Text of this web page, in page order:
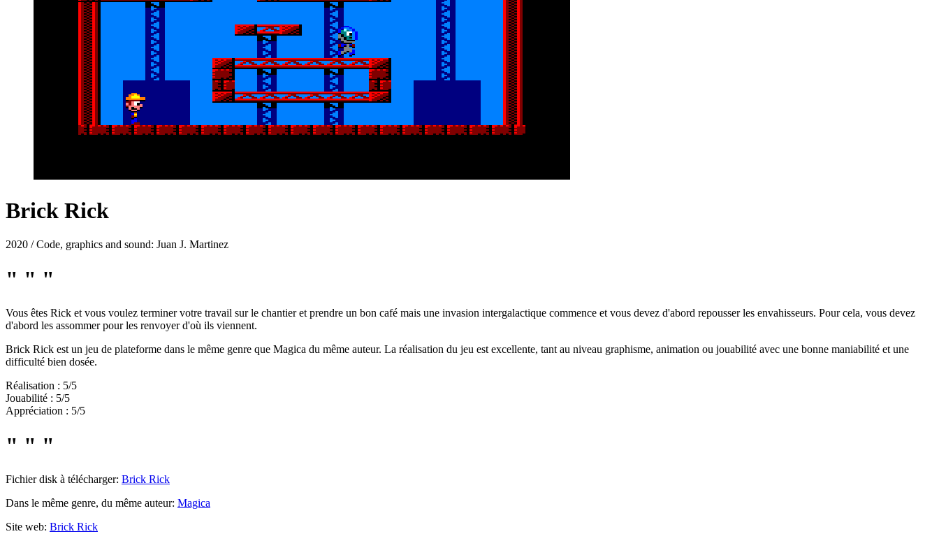
Brick Rick
2020 / Code, graphics and sound: Juan J. Martinez
" " "
Vous êtes Rick et vous voulez terminer votre travail sur le chantier et prendre un bon café mais une invasion intergalactique commence et vous devez d'abord repousser les envahisseurs. Pour cela, vous devez
d'abord les assommer pour les renvoyer d'où ils viennent.
Brick Rick est un jeu de plateforme dans le même genre que Magica du même auteur. La réalisation du jeu est excellente, tant au niveau graphisme, animation ou jouabilité avec une bonne maniabilité et une
difficulté bien dosée.
Réalisation : 5/5
Jouabilité : 5/5
Appréciation : 5/5
" " "
Fichier disk à télécharger: Brick Rick
Dans le même genre, du même auteur: Magica
Site web: Brick Rick